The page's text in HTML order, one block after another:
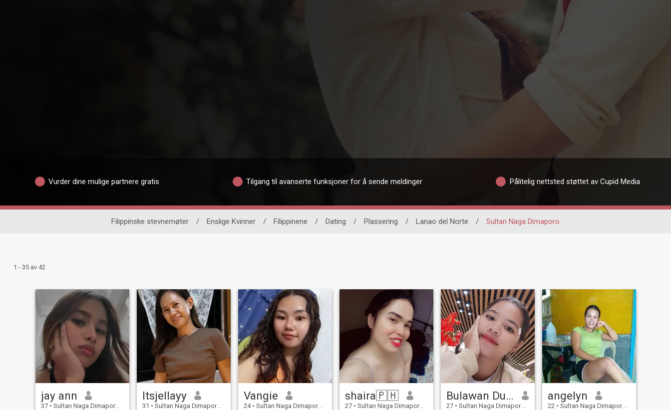
Vurder dine mulige partnere gratis Tilgang til avanserte funksjoner for å sende meldinger Pålitelig nettsted støttet av Cupid Media
Filippinske stevnemøter / Enslige Kvinner / Filippinene / Dating / Plassering / Lanao del Norte / Sultan Naga Dimaporo
1 - 35 av 42
jay ann
37 • Sultan Naga Dimaporo, Lanao del Norte, Filippinene
Itsjellayy
31 • Sultan Naga Dimaporo, Lanao del Norte, Filippinene
Vangie
24 • Sultan Naga Dimaporo, Lanao del Norte, Filippinene
shaira🇵🇭
27 • Sultan Naga Dimaporo, Lanao del Norte, Filippinene
Bulawan Dudia
27 • Sultan Naga Dimaporo, Lanao del Norte, Filippinene
angelyn
22 • Sultan Naga Dimaporo, Lanao del Norte, Filippinene